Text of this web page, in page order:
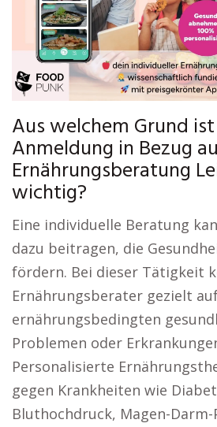
Aus welchem Grund
Anmeldung in Bezug
Ernährungsberatung
wichtig?
Eine individuelle Beratung
dazu beitragen, die
fördern. Bei dieser Tätigkeit
Ernährungsberater gezielt
ernährungsbedingten
Problemen oder
Personalisierte
gegen Krankheiten wie
Bluthochdruck, Magen-